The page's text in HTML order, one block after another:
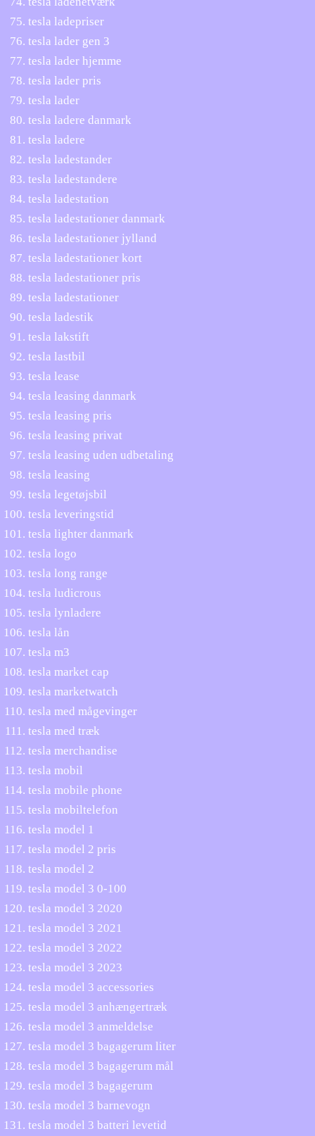
tesla ladepriser
tesla lader gen 3
tesla lader hjemme
tesla lader pris
tesla lader
tesla ladere danmark
tesla ladere
tesla ladestander
tesla ladestandere
tesla ladestation
tesla ladestationer danmark
tesla ladestationer jylland
tesla ladestationer kort
tesla ladestationer pris
tesla ladestationer
tesla ladestik
tesla lakstift
tesla lastbil
tesla lease
tesla leasing danmark
tesla leasing pris
tesla leasing privat
tesla leasing uden udbetaling
tesla leasing
tesla legetøjsbil
tesla leveringstid
tesla lighter danmark
tesla logo
tesla long range
tesla ludicrous
tesla lynladere
tesla lån
tesla m3
tesla market cap
tesla marketwatch
tesla med mågevinger
tesla med træk
tesla merchandise
tesla mobil
tesla mobile phone
tesla mobiltelefon
tesla model 1
tesla model 2 pris
tesla model 2
tesla model 3 0-100
tesla model 3 2020
tesla model 3 2021
tesla model 3 2022
tesla model 3 2023
tesla model 3 accessories
tesla model 3 anhængertræk
tesla model 3 anmeldelse
tesla model 3 bagagerum liter
tesla model 3 bagagerum mål
tesla model 3 bagagerum
tesla model 3 barnevogn
tesla model 3 batteri levetid